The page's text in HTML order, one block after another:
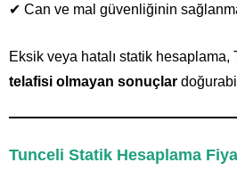
✔ Can ve mal güvenliğinin
Eksik veya hatalı statik
telafisi olmayan sonuçlar
Tunceli Statik Hesaplama